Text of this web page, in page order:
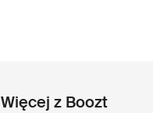
Więcej z Boozt